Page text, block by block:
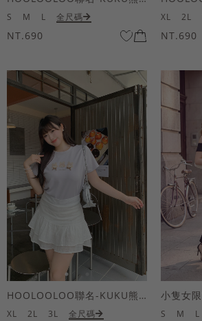
S M L 全尺碼
NT.690
XL 2L
NT.690
HOOLOOLOO聯名-KUKU熊蝴蝶結短袖上衣
XL 2L 3L 全尺碼 S M L